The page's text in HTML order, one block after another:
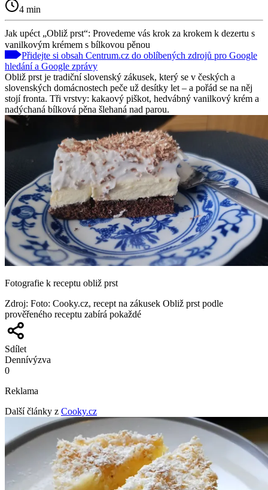
4 min
Jak upéct „Obliž prst“: Provedeme vás krok za krokem k dezertu s
vanilkovým krémem s bílkovou pěnou
Přidejte si obsah Centrum.cz do oblíbených zdrojů pro Google
hledání a Google zprávy
Obliž prst je tradiční slovenský zákusek, který se v českých a
slovenských domácnostech peče už desítky let – a pořád se na něj
stojí fronta. Tři vrstvy: kakaový piškot, hedvábný vanilkový krém a
nadýchaná bílková pěna šlehaná nad parou.
Fotografie k receptu obliž prst
Zdroj: Foto: Cooky.cz, recept na zákusek Obliž prst podle
prověřeného receptu zabírá pokaždé
Sdílet
Dennívýzva
0
Reklama
Další články z Cooky.cz